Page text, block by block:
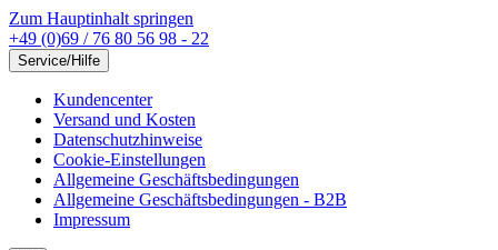
Zum Hauptinhalt springen
+49 (0)69 / 76 80 56 98 - 22
Service/Hilfe
Kundencenter
Versand und Kosten
Datenschutzhinweise
Cookie-Einstellungen
Allgemeine Geschäftsbedingungen
Allgemeine Geschäftsbedingungen - B2B
Impressum